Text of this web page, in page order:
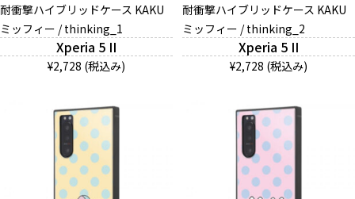
よくある質問
お問い合わせ（一般の皆様）
お問い合わせ（企業様）
プライバシーポリシー
耐衝撃ハイブリッドケース KAKU
ミッフィー / thinking_1
Xperia 5 II
¥2,728 (税込み)
耐衝撃ハイブリッドケース KAKU
ミッフィー / thinking_2
Xperia 5 II
¥2,728 (税込み)